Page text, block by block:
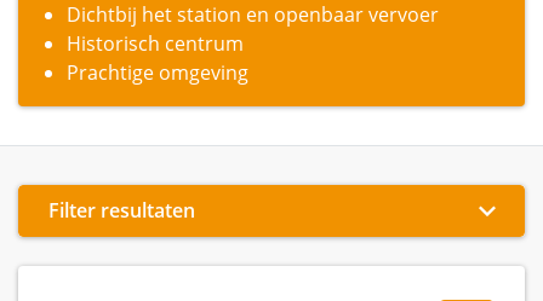
Dichtbij het station en openbaar vervoer
Historisch centrum
Prachtige omgeving
Filter resultaten